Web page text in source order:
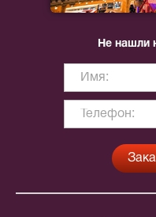
Не нашли